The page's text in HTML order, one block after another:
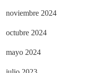
noviembre 2024
octubre 2024
mayo 2024